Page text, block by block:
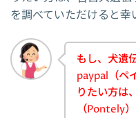
を調べていただけると幸
もし、犬遺
paypal（ペ
りたい方は
（Pontely